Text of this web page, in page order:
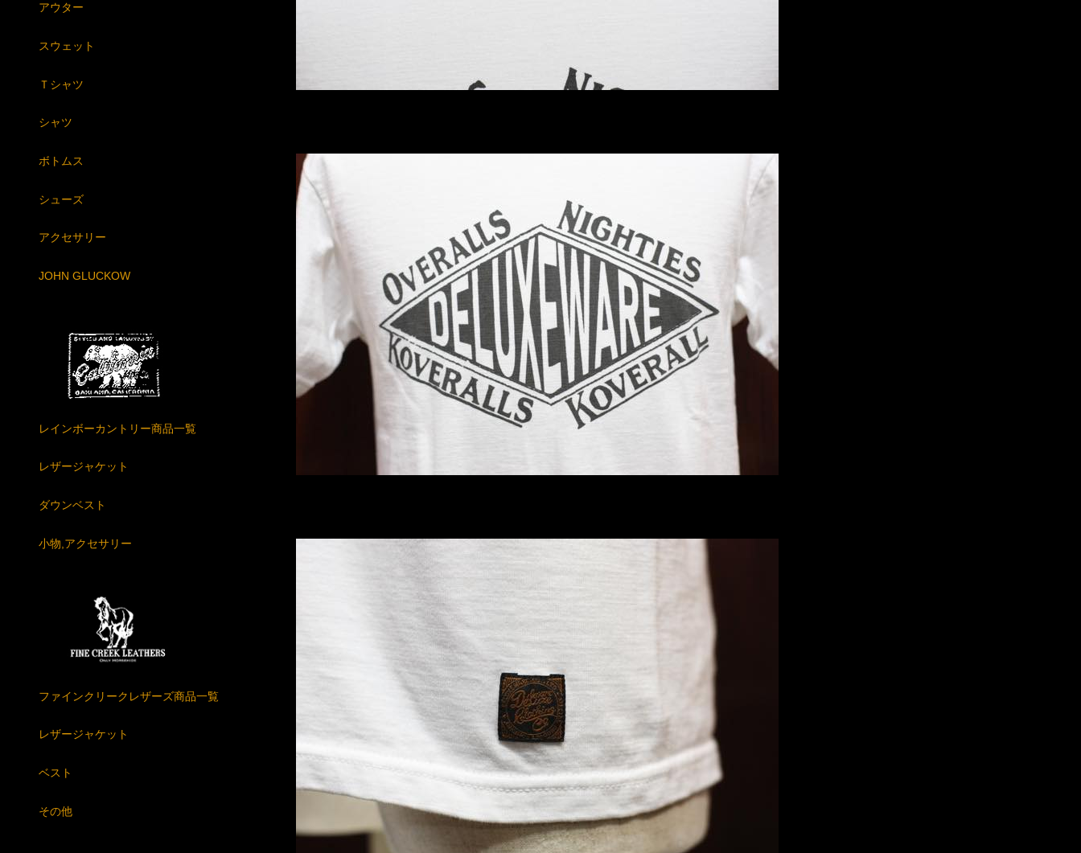
アウター
スウェット
Ｔシャツ
シャツ
ボトムス
シューズ
アクセサリー
JOHN GLUCKOW
レインボーカントリー商品一覧
レザージャケット
ダウンベスト
小物,アクセサリー
ファインクリークレザーズ商品一覧
レザージャケット
ベスト
その他